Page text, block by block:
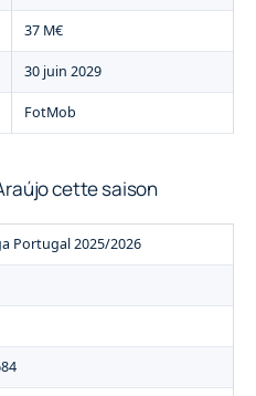
37 M€
30 juin 2029
FotMob
cette saison
Portugal 2025/2026